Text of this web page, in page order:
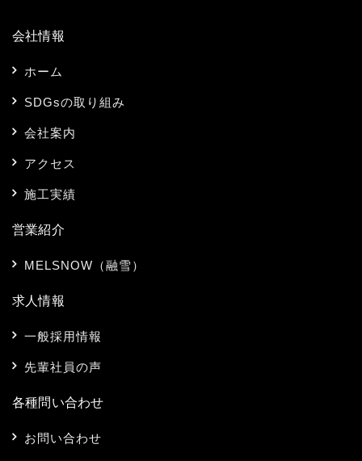
会社情報
ホーム
SDGsの取り組み
会社案内
アクセス
施工実績
営業紹介
MELSNOW（融雪）
求人情報
一般採用情報
先輩社員の声
各種問い合わせ
お問い合わせ